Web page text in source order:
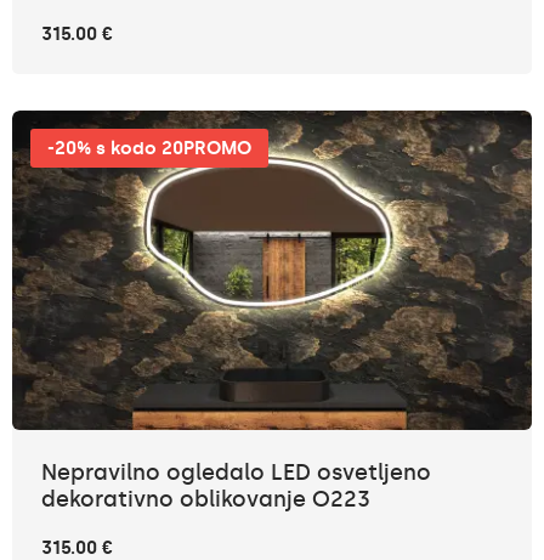
315.00 €
-20% s kodo 20PROMO
Nepravilno ogledalo LED osvetljeno
dekorativno oblikovanje O223
315.00 €